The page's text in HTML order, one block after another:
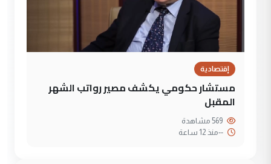
إقتصادية
مستشار حكومي يكشف مصير رواتب الشهر
المقبل
--منذ 12 ساعة